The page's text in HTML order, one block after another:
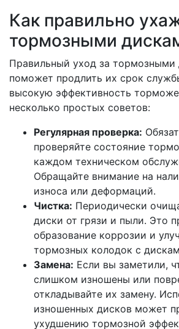
Как правильно
тормозными
Правильный уход за тормозными
поможет продлить их срок
высокую эффективность
несколько простых советов:
Регулярная проверка:
проверяйте состояние
каждом техническом
Обращайте внимание на
износа или деформаций.
Чистка: Периодически
диски от грязи и пыли. Это
образование коррозии и
тормозных колодок с
Замена: Если вы заметили,
слишком изношены или
откладывайте их замену.
изношенных дисков может
ухудшению тормозной